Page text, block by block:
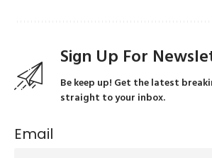
Sign Up For
Be keep up! Get the latest
straight to your inbox.
Email